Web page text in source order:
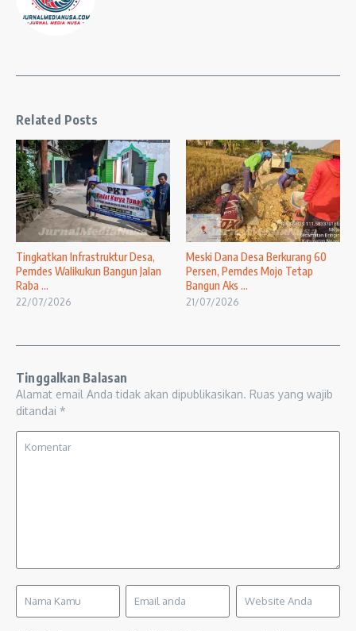
Related Posts
Tingkatkan Infrastruktur Desa,
Pemdes Walikukun Bangun Jalan
Raba ...
22/07/2026
Meski Dana Desa Berkurang 60
Persen, Pemdes Mojo Tetap
Bangun Aks ...
21/07/2026
Tinggalkan Balasan
Alamat email Anda tidak akan dipublikasikan. Ruas yang wajib
ditandai *